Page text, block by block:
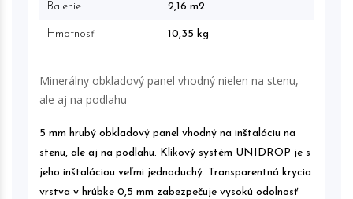
Balenie 2,16 m2
Hmotnosť 10,35 kg
Minerálny obkladový panel vhodný nielen na stenu,
ale aj na podlahu
5 mm hrubý obkladový panel vhodný na inštaláciu na
stenu, ale aj na podlahu. Klikový systém UNIDROP je s
jeho inštaláciou veľmi jednoduchý. Transparentná krycia
vrstva v hrúbke 0,5 mm zabezpečuje vysokú odolnosť